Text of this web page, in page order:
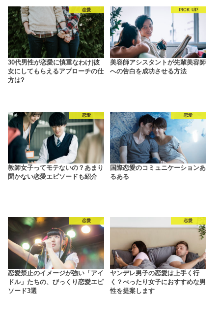
恋愛
30代男性が恋愛に慎重なわけ|彼
女にしてもらえるアプローチの仕
方は?
PICK UP
美容師アシスタントが先輩美容師
への告白を成功させる方法
恋愛
教師女子ってモテないの？あまり
聞かない恋愛エピソードも紹介
恋愛
国際恋愛のコミュニケーションあ
るある
恋愛
恋愛禁止のイメージが強い「アイ
ドル」たちの、びっくり恋愛エピ
ソード3選
恋愛
ヤンデレ男子の恋愛は上手く行
く？べったり女子におすすめな男
性を提案します